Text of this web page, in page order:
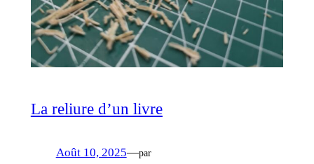
La reliure d’un livre
Août 10, 2025—par